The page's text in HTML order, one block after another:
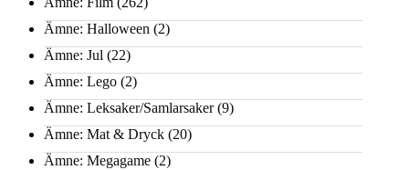
Ämne: Halloween (2)
Ämne: Jul (22)
Ämne: Lego (2)
Ämne: Leksaker/Samlarsaker(9)
Ämne: Mat & Dryck (20)
Ämne: Megagame (2)